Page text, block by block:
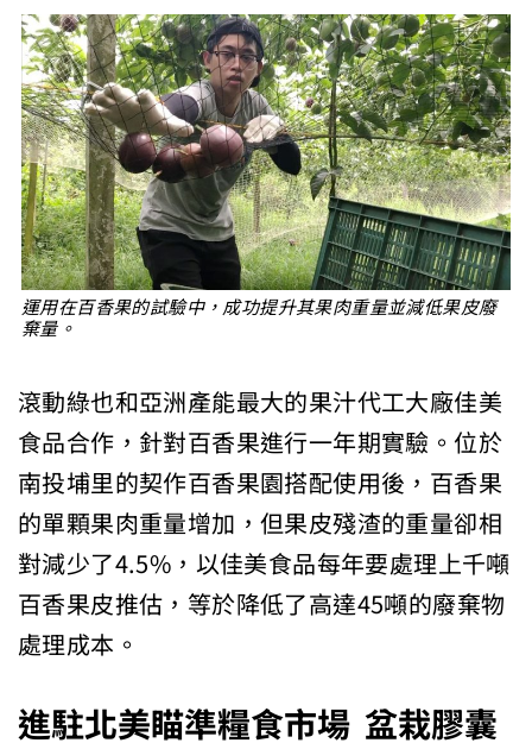
運用在百香果的試驗中，成功提升其果肉重量並減低果皮廢
棄量。
滾動綠也和亞洲產能最大的果汁代工大廠佳美
食品合作，針對百香果進行一年期實驗。位於
南投埔里的契作百香果園搭配使用後，百香果
的單顆果肉重量增加，但果皮殘渣的重量卻相
對減少了4.5%，以佳美食品每年要處理上千噸
百香果皮推估，等於降低了高達45噸的廢棄物
處理成本。